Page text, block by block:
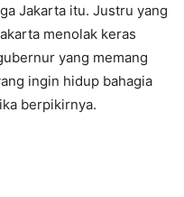
Jakarta itu. Justru yang
menolak keras
yang memang
ingin hidup bahagia
berpikirnya.